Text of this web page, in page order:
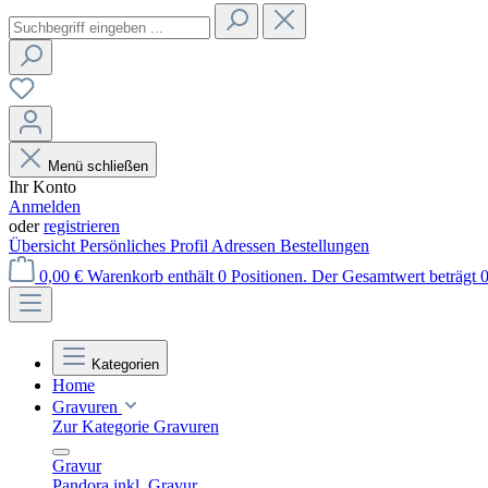
Menü schließen
Ihr Konto
Anmelden
oderregistrieren
ÜbersichtPersönliches ProfilAdressen Bestellungen
0,00 € Warenkorb enthält 0 Positionen. Der Gesamtwert beträgt
Kategorien
Home
Gravuren
Zur Kategorie Gravuren
Gravur